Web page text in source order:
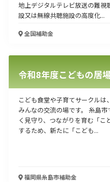
地上デジタルテレビ放送の難
設又は無線共聴施設の高度化...
全国補助金
令和8年度こどもの居
こども食堂や子育てサークル
みんなの交流の場です。 糸島
く見守り、つながりを育む「
するため、新たに「こども...
福岡県糸島市補助金